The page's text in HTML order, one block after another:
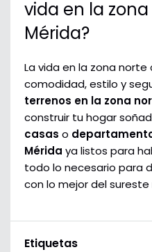
vida en la
Mérida?
La vida en la zona
comodidad, estilo y
terrenos en la zona
construir tu hogar
casas o
Mérida ya listos para
todo lo necesario para
con lo mejor del sureste
Etiquetas